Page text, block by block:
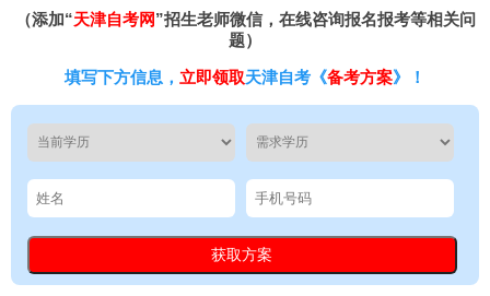
（添加“天津自考网”招生老师微信，在线咨询报名报考等相关问
题）
填写下方信息， 立即领取天津自考《备考方案》！